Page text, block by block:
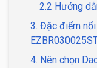
2.2 Hướng
3. Đặc điểm
4. Nên chọn